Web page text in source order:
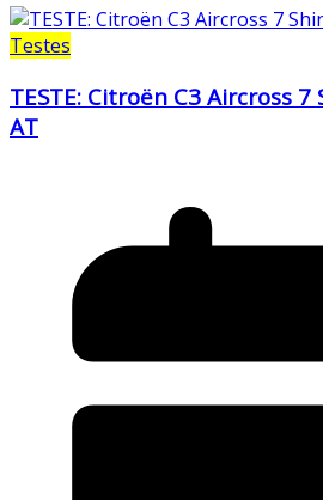
Testes
TESTE: Citroën C3 Aircross
AT